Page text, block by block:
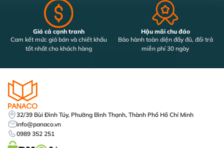
Giá cả cạnh tranh
Cam kết mức giá bán và chiết khấu
tốt nhất cho khách hàng
Hậu mãi chu đáo
Bảo hành toàn diện đầy đủ, đổi trả
miễn phí 30 ngày
32/39 Bùi Đình Túy, Phường Bình Thạnh, Thành Phố Hồ Chí Minh
info@panaco.vn
0989 352 251